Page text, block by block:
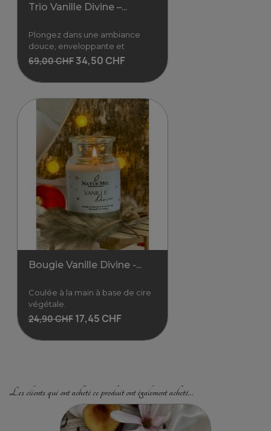
Trio Vanille Divine –...
Plongez dans une ambiance
douce, enveloppante et
69,00 CHF 34,50 CHF
Trio Vanille Divine –...
Plongez dans une ambiance
douce, enveloppante et
délicieusement vanillée
grâce à notre coffret
69,00 CHF 34,50 CHF
Voir
Bougie Vanille Divine -...
Coulée à la main à base de cire
végétale.
24,90 CHF 17,45 CHF
Les clients qui ont acheté ce produit ont également acheté...